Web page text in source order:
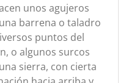
unos agujeros
barrena o taladro
puntos del
o algunos surcos
sierra, con cierta